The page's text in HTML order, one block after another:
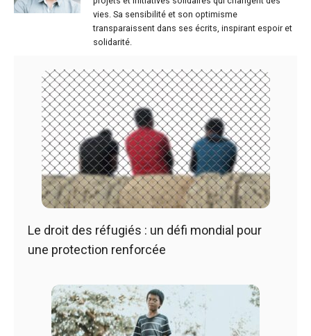
vies. Sa sensibilité et son optimisme
transparaissent dans ses écrits, inspirant espoir et
solidarité.
Le droit des réfugiés : un défi mondial pour
une protection renforcée